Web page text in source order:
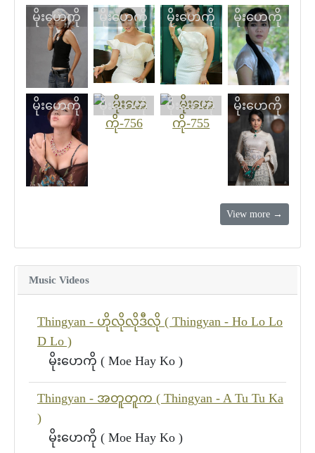
မိုးဟေကို မိုးဟေကို မိုးဟေကို မိုးဟေကို
မိုးဟေကို မိုးဟေကို မိုးဟေကို မိုးဟေကို
View more →
Music Videos
Thingyan - ဟိုလိုလိုဒီလို ( Thingyan - Ho Lo Lo
D Lo )
မိုးဟေကို ( Moe Hay Ko )
Thingyan - အတူတူက ( Thingyan - A Tu Tu Ka
)
မိုးဟေကို ( Moe Hay Ko )